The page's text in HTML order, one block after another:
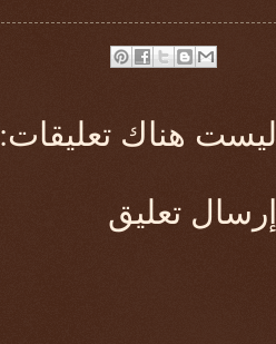
ليست هناك تعليقات:
إرسال تعليق